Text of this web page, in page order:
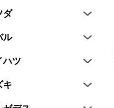
ダ
テ
ル
ーガ クロスオーバー7
ハツ
キ
ィワゴン
ト
ー シエラ
ス